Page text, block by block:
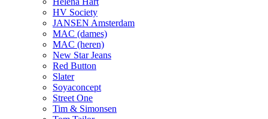
HV Society
JANSEN Amsterdam
MAC (dames)
MAC (heren)
New Star Jeans
Red Button
Slater
Soyaconcept
Street One
Tim & Simonsen